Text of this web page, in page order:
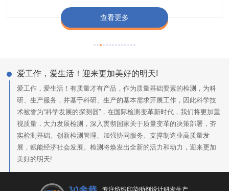
查看更多
查看更多
查看更多
查看更多
爱工作，爱生活！迎来更加美好的明天!
爱工作，爱生活！有质量才有产品，作为质量基础要素的检测，为科
研、生产服务，并基于科研、生产的基本需求开展工作，因此科学技
术被誉为“科学发展的探测器”，在国际检测变革新时代，我们将更加重
视质量，大力发展检测，深入贯彻国家关于质量变革的决策部署，夯
实检测基础、创新检测管理、加强协同服务、支撑制造业高质量发
展，赋能经济社会发展。检测将焕发出全新的活力和动力，迎来更加
美好的明天!
专注纺织印染助剂设计研发生产